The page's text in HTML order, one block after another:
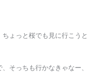
ょっと桜でも見に行こうと
そっちも行かなきゃなー、